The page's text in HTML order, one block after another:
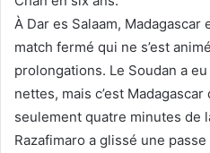
À Dar es Salaam,
match fermé qui ne s’est
prolongations. Le Soudan a
nettes, mais c’est
seulement quatre minutes de
Razafimaro a glissé une